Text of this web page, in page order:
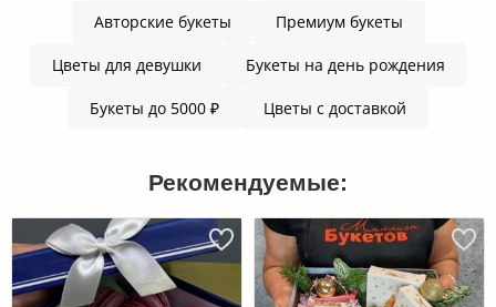
Авторские букеты Премиум букеты
Цветы для девушки Букеты на день рождения
Букеты до 5000 ₽ Цветы с доставкой
Рекомендуемые: